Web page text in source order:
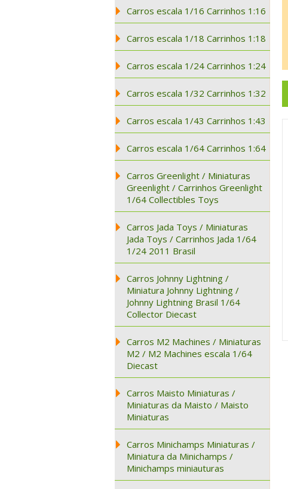
Carros escala 1/16 Carrinhos 1:16
Carros escala 1/18 Carrinhos 1:18
Carros escala 1/24 Carrinhos 1:24
Carros escala 1/32 Carrinhos 1:32
Carros escala 1/43 Carrinhos 1:43
Carros escala 1/64 Carrinhos 1:64
Carros Greenlight / Miniaturas
Greenlight / Carrinhos Greenlight
1/64 Collectibles Toys
Carros Jada Toys / Miniaturas
Jada Toys / Carrinhos Jada 1/64
1/24 2011 Brasil
Carros Johnny Lightning /
Miniatura Johnny Lightning /
Johnny Lightning Brasil 1/64
Collector Diecast
Carros M2 Machines / Miniaturas
M2 / M2 Machines escala 1/64
Diecast
Carros Maisto Miniaturas /
Miniaturas da Maisto / Maisto
Miniaturas
Carros Minichamps Miniaturas /
Miniatura da Minichamps /
Minichamps miniauturas